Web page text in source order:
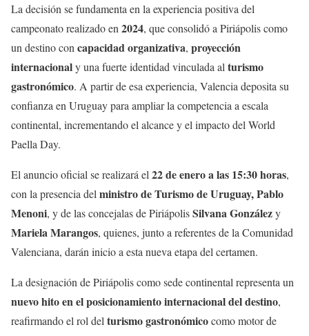
La decisión se fundamenta en la experiencia positiva del
campeonato realizado en 2024, que consolidó a Piriápolis como
un destino con capacidad organizativa, proyección
internacionaly una fuerte identidad vinculada al turismo
gastronómico. A partir de esa experiencia, Valencia deposita su
confianza en Uruguay para ampliar la competencia a escala
continental, incrementando el alcance y el impacto del World
Paella Day.
El anuncio oficial se realizará el 22 de enero a las 15:30 horas,
con la presencia del ministro de Turismo de Uruguay, Pablo
Menoni, y de las concejalas de PiriápolisSilvana Gonzálezy
Mariela Marangos, quienes, junto a referentes de la Comunidad
Valenciana, darán inicio a esta nueva etapa del certamen.
La designación de Piriápolis como sede continental representa un
nuevo hito en el posicionamiento internacional del destino,
reafirmando el rol del turismo gastronómicocomo motor de